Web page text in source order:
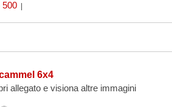
500
6x4
allegato e visiona altre immagini